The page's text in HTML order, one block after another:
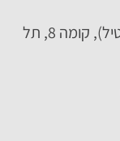
פרופ' יחזקאל קויפמן 2 (בית הטקסטיל), קומה 8, תל